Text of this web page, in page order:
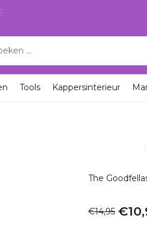
LEVERING MET POSTNL
Tools Kappersinterieur
The
€14,95